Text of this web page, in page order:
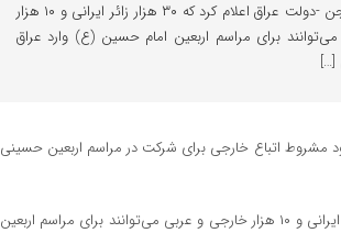
گزارش ندای تجن -دولت عراق اعلام کرد که ۳۰ هزار زائر ایرانی و ۱۰ هزار
برای مراسم اربعین امام حسین (ع) وارد عراق
[…]
مشروط اتباع خارجی برای شرکت در مراسم اربعین حسینی
به گزارش ندای تجن -دولت عراق اعلام کرد که ۳۰ هزار زائر ایرانی و ۱۰ هزار خارجی و عربی می‌توانند برای مراسم اربعین